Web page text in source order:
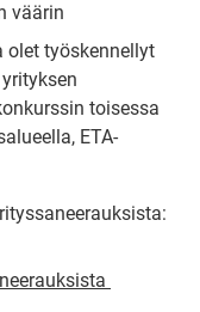
väärin
olet työskennellyt
toisessa
ETA-